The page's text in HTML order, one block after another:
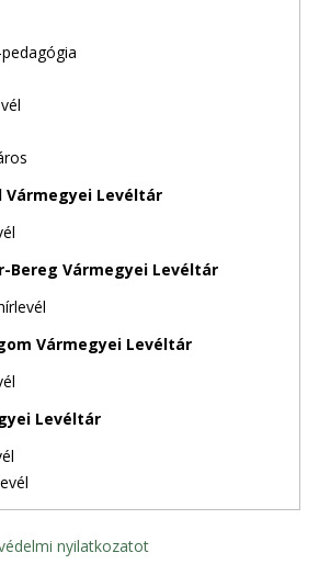
Vármegyei Levéltár
Bereg Vármegyei Levéltár
Vármegyei Levéltár
Levéltár
nyilatkozatot